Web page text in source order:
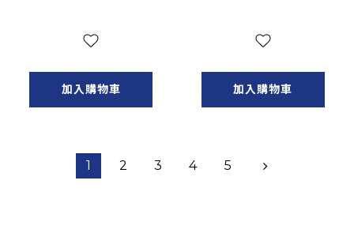
列/NLR-E062
加入購物車 加入購物車
1 2 3 4 5